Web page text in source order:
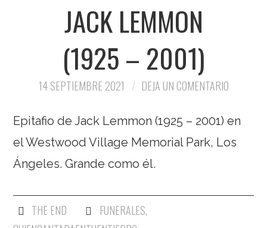
JACK LEMMON
(1925 – 2001)
14 SEPTIEMBRE 2021 DEJA UN COMENTARIO
Epitafio de Jack Lemmon (1925 – 2001) en
el Westwood Village Memorial Park, Los
Ángeles. Grande como él.
THE END FUNERALES,